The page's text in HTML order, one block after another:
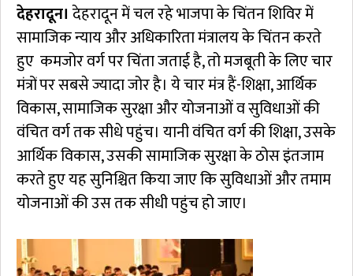
देहरादून।देहरादून में चल रहे भाजपा के चिंतन शिविर में
सामाजिक न्याय और अधिकारिता मंत्रालय के चिंतन करते
हुए कमजोर वर्ग पर चिंता जताई है, तो मजबूती के लिए चार
मंत्रों पर सबसे ज्यादा जोर है। ये चार मंत्र हैं-शिक्षा, आर्थिक
विकास, सामाजिक सुरक्षा और योजनाओं व सुविधाओं की
वंचित वर्ग तक सीधे पहुंच। यानी वंचित वर्ग की शिक्षा, उसके
आर्थिक विकास, उसकी सामाजिक सुरक्षा के ठोस इंतजाम
करते हुए यह सुनिश्चित किया जाए कि सुविधाओं और तमाम
योजनाओं की उस तक सीधी पहुंच हो जाए।